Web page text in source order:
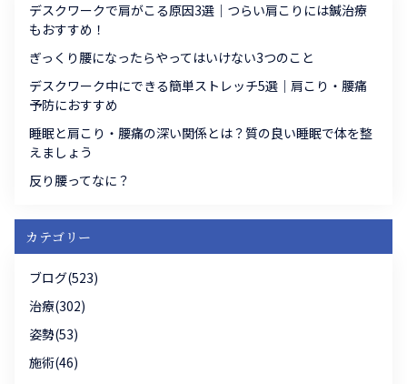
デスクワークで肩がこる原因3選｜つらい肩こりには鍼治療
もおすすめ！
ぎっくり腰になったらやってはいけない3つのこと
デスクワーク中にできる簡単ストレッチ5選｜肩こり・腰痛
予防におすすめ
睡眠と肩こり・腰痛の深い関係とは？質の良い睡眠で体を整
えましょう
反り腰ってなに？
カテゴリー
ブログ(523)
治療(302)
姿勢(53)
施術(46)